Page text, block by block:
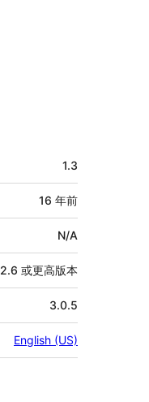
1.3
16 年前
N/A
2.6 或更高版本
3.0.5
English (US)